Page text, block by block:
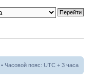
• Часовой пояс: UTC + 3 часа